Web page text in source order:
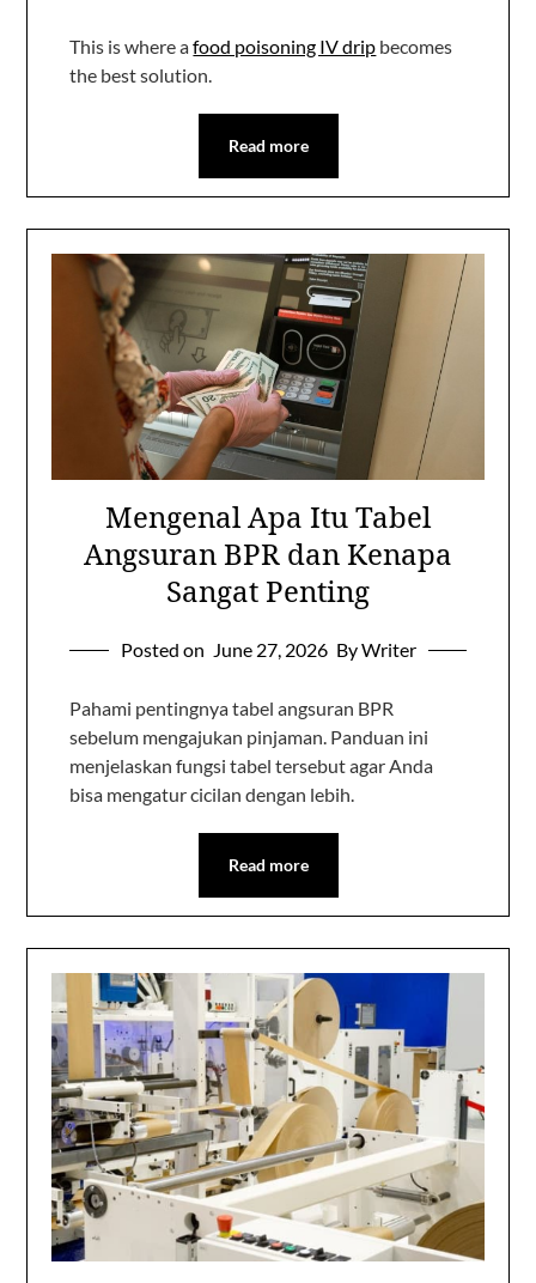
This is where afood poisoning IV drip becomes
the best solution.
Read more
Mengenal Apa Itu Tabel
Angsuran BPR dan Kenapa
Sangat Penting
Posted on June 27, 2026 By Writer
Pahami pentingnya tabel angsuran BPR
sebelum mengajukan pinjaman. Panduan ini
menjelaskan fungsi tabel tersebut agar Anda
bisa mengatur cicilan dengan lebih.
Read more